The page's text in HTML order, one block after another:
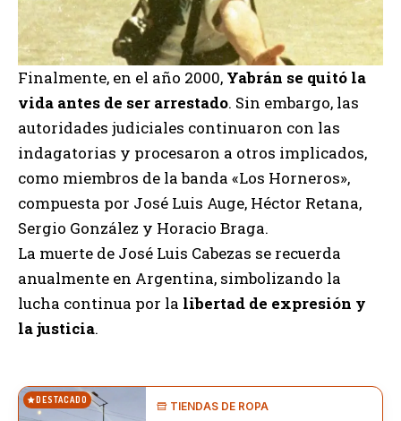
Finalmente, en el año 2000, Yabrán se quitó la
vida antes de ser arrestado. Sin embargo, las
autoridades judiciales continuaron con las
indagatorias y procesaron a otros implicados,
como miembros de la banda «Los Horneros»,
compuesta por José Luis Auge, Héctor Retana,
Sergio González y Horacio Braga.
La muerte de José Luis Cabezas se recuerda
anualmente en Argentina, simbolizando la
lucha continua por la libertad de expresión y
la justicia.
DESTACADO TIENDAS DE ROPA